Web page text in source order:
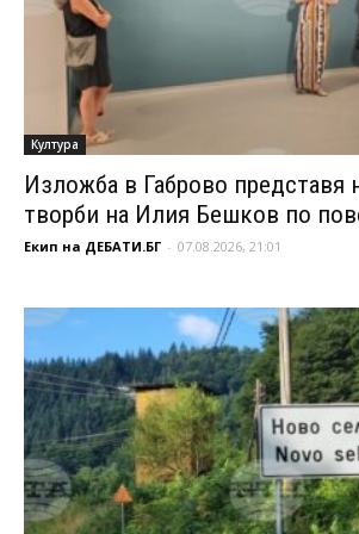
Култура
Изложба в Габрово представя
творби на Илия Бешков по
Екип на ДЕБАТИ.БГ - 07.08.2026, 21:01